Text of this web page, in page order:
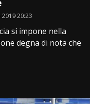
20:23
si impone nella
degna di nota che